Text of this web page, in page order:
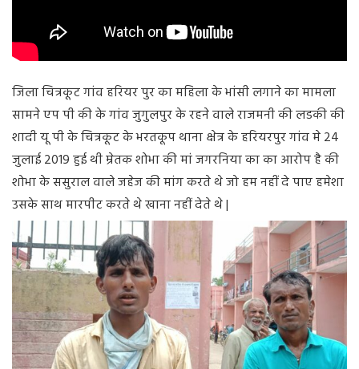
जिला चित्रकूट गांव हरियर पुर का महिला के भांसी लगाने का मामला
सामने एप पी की के गांव जुगुलपुर के रहने वाले राजमनी की लडकी की
शादी यू पी के चित्रकूट के भरतकूप थाना क्षेत्र के हरियरपुर गांव मे 24
जुलाई 2019 हुई थी म्रेतक शोभा की मां जगरनिया का का आरोप है की
शोभा के ससुराल वाले जहेज की मांग करते थे जो हम नहीं दे पाए हमेशा
उसके साथ मारपीट करते थे खाना नहीं देते थे |